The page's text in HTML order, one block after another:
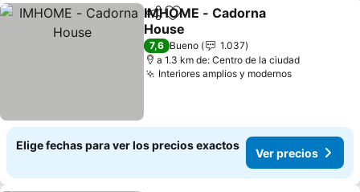
CompartirAgregar a favoritos
IMHOME - Cadorna
House
Ver precios
7,6 Bueno
1.037
a 1.3 km de: Centro de la ciudad
Interiores amplios y modernosVer precios
Elige fechas para ver los precios exactos
Ver precios